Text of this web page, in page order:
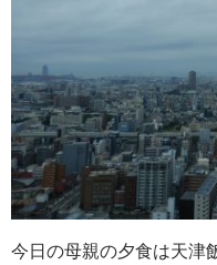
今日の母親の夕食は天津